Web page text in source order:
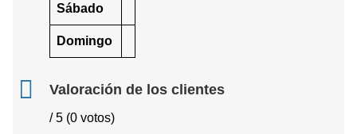
Sábado
Domingo
Valoración de los clientes
/ 5 (0 votos)